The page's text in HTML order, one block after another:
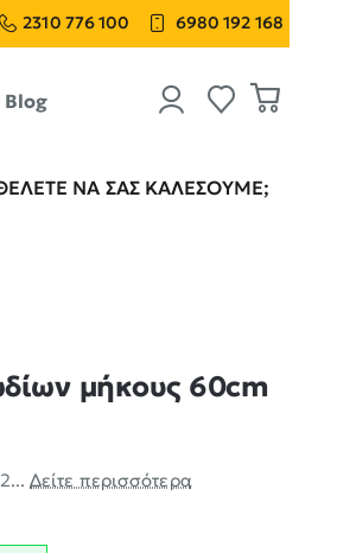
2310 776 100 6980 192 168
Blog
ΝΑ ΣΑΣ ΚΑΛΈΣΟΥΜΕ;
μήκους 60cm
Δείτε περισσότερα